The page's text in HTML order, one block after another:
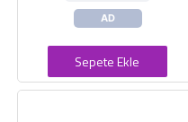
AD
Sepete Ekle